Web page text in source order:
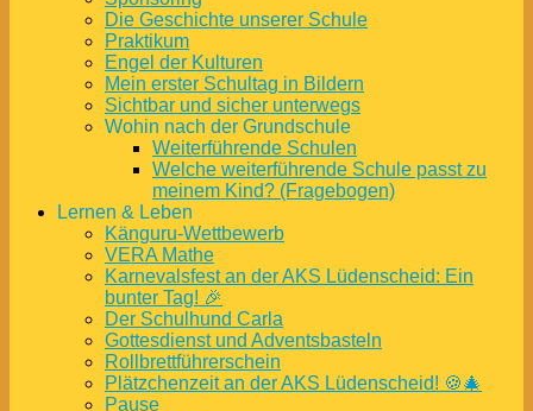
Die Geschichte unserer Schule
Praktikum
Engel der Kulturen
Mein erster Schultag in Bildern
Sichtbar und sicher unterwegs
Wohin nach der Grundschule
Weiterführende Schulen
Welche weiterführende Schule passt zu
meinem Kind? (Fragebogen)
Lernen & Leben
Känguru-Wettbewerb
VERA Mathe
Karnevalsfest an der AKS Lüdenscheid: Ein
bunter Tag! 🎉
Der Schulhund Carla
Gottesdienst und Adventsbasteln
Rollbrettführerschein
Plätzchenzeit an der AKS Lüdenscheid! 🍪🎄
Pause